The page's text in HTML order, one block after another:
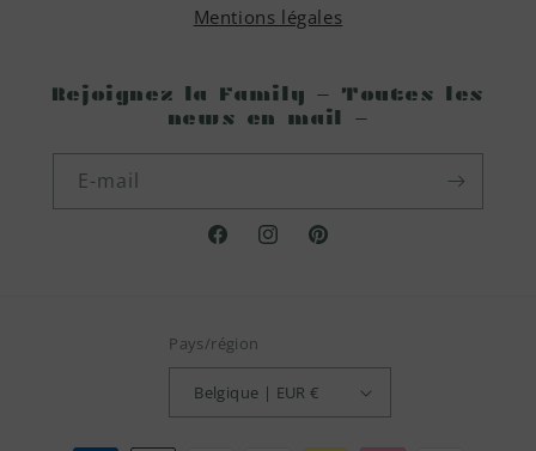
Mentions légales
Rejoignez la Family - Toutes les
news en mail -
E-mail
FacebookInstagramPinterest
Pays/région
Belgique | EUR €